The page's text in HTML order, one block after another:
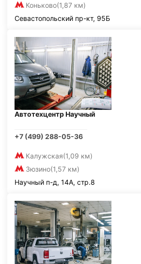
Коньково(1,87 км)
Севастопольский пр-кт, 95Б
Автотехцентр Научный
+7 (499) 288-05-36
Калужская(1,09 км)
Зюзино(1,57 км)
Научный п-д, 14А, стр.8